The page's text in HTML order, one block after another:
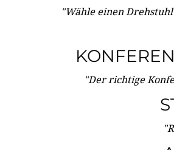
"Wähle einen
"Der richtige